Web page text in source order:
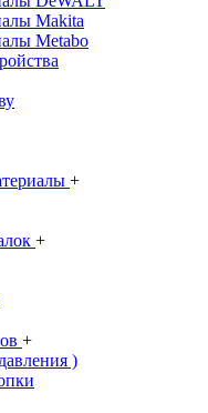
Makita
Metabo
+
+
+
)